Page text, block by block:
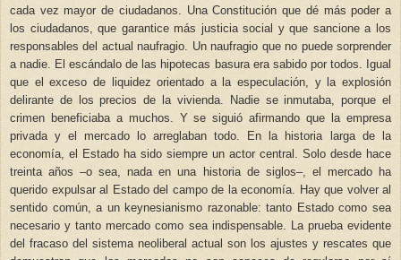
cada vez mayor de ciudadanos. Una Constitución que dé más poder a
los ciudadanos, que garantice más justicia social y que sancione a los
responsables del actual naufragio. Un naufragio que no puede sorprender
a nadie. El escándalo de las hipotecas basura era sabido por todos. Igual
que el exceso de liquidez orientado a la especulación, y la explosión
delirante de los precios de la vivienda. Nadie se inmutaba, porque el
crimen beneficiaba a muchos. Y se siguió afirmando que la empresa
privada y el mercado lo arreglaban todo. En la historia larga de la
economía, el Estado ha sido siempre un actor central. Solo desde hace
treinta años –o sea, nada en una historia de siglos–, el mercado ha
querido expulsar al Estado del campo de la economía. Hay que volver al
sentido común, a un keynesianismo razonable: tanto Estado como sea
necesario y tanto mercado como sea indispensable. La prueba evidente
del fracaso del sistema neoliberal actual son los ajustes y rescates que